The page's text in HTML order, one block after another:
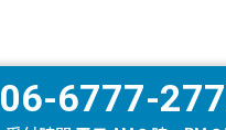
06-6777-